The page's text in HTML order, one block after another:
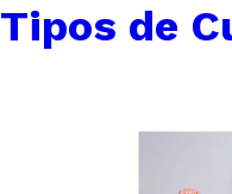
Tipos de